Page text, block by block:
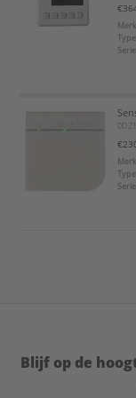
Blijf op de